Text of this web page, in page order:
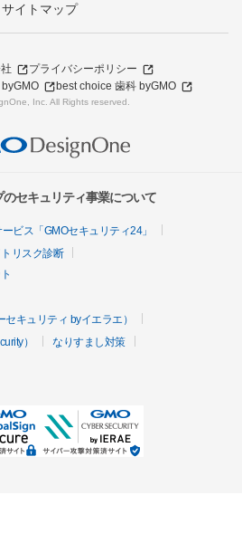
サイトマップ
プライバシーポリシー
best choice 歯科 byGMO
Inc. All Rights reserved.
セキュリティ事業について
ビス「GMOセキュリティ24」
リスク診断
キュリティ byイエラエ）
）
なりすまし対策